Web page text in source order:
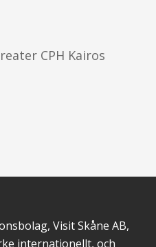
CPH Kairos
Visit Skåne AB,
internationellt, och